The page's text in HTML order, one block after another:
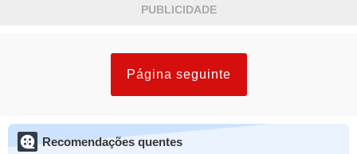
PUBLICIDADE
Página seguinte
Recomendações quentes